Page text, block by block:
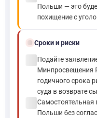
Польши — это
похищение с
schedule Сроки и риски
Подайте
Минпросвещения
годичного срока
суда в возврате
Самостоятельная
Польши без